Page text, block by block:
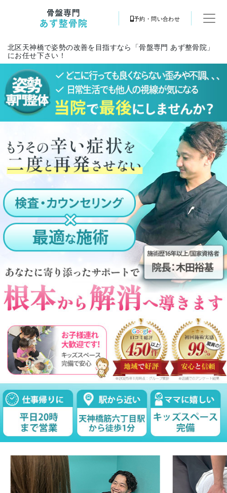
予約・問い合わせ
北区天神橋で姿勢の改善を目指すなら「骨盤専門 あず整骨院」
にお任せ下さい！